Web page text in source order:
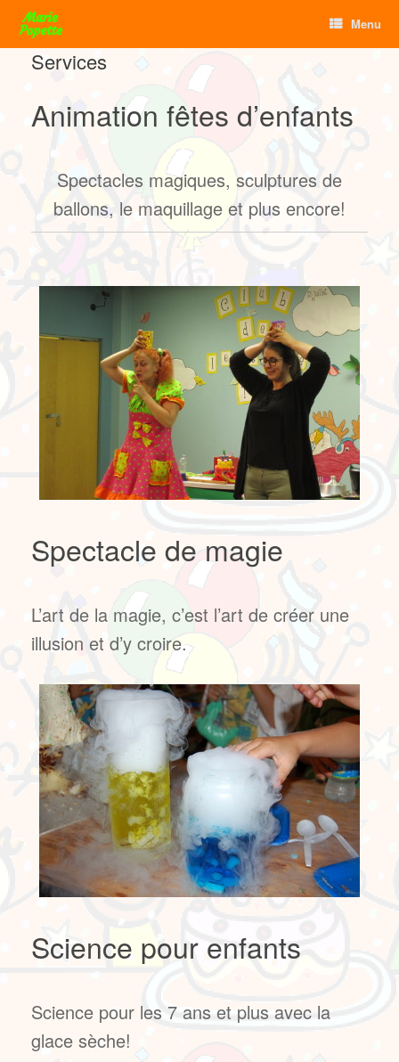
content
Menu
Services
Animation fêtes d’enfants
Spectacles magiques, sculptures de
ballons, le maquillage et plus encore!
Spectacle de magie
L’art de la magie, c’est l’art de créer une
illusion et d’y croire.
Science pour enfants
Science pour les 7 ans et plus avec la
glace sèche!